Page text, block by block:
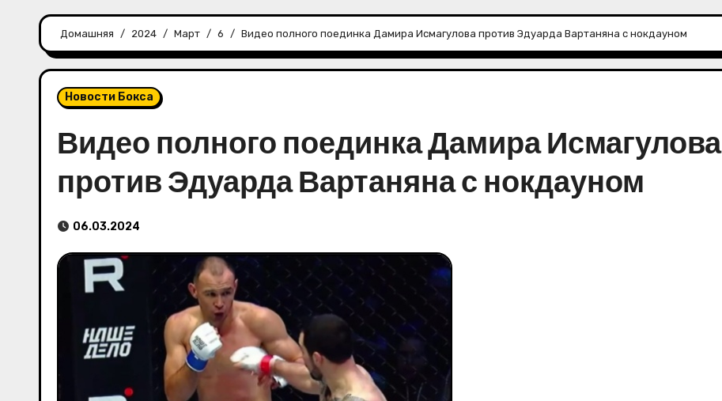
Домашняя 2024 Март 6 Видео полного поединка Дамира Исмагулова против Эдуарда Вартаняна с нокдауном
Новости Бокса
Видео полного поединка Дамира Исмагулова
против Эдуарда Вартаняна с нокдауном
06.03.2024